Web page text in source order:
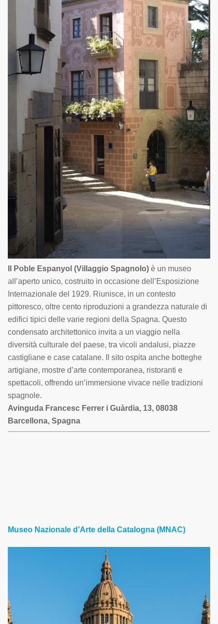
Il Poble Espanyol (Villaggio Spagnolo) è un museo
all’aperto unico, costruito in occasione dell’Esposizione
Internazionale del 1929. Riunisce, in un contesto
pittoresco, oltre cento riproduzioni a grandezza naturale di
edifici tipici delle varie regioni della Spagna. Questo
condensato architettonico invita a un viaggio nella
diversità culturale del paese, tra vicoli andalusi, piazze
castigliane e case catalane. Il sito ospita anche botteghe
artigiane, mostre d’arte contemporanea, ristoranti e
spettacoli, offrendo un’immersione vivace nelle tradizioni
spagnole.
Avinguda Francesc Ferrer i Guàrdia, 13, 08038
Barcellona, Spagna
Museo Nazionale d’Arte della Catalogna (MNAC)